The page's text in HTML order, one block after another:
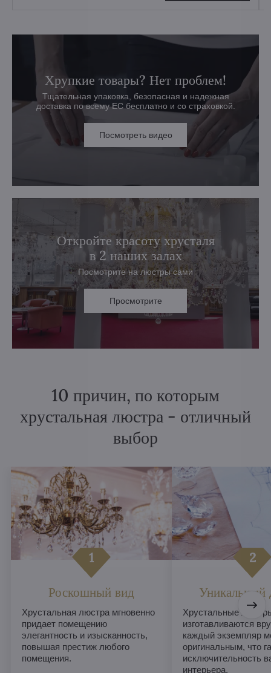
Хрупкие товары? Нет проблем!
Тщательная упаковка, безопасная и надежная
доставка по всему ЕС бесплатно и со страховкой.
Посмотреть видео
Откройте красоту хрусталя
в 2 наших залах
Посмотрите на люстры сами
Просмотрите
10 причин, по которым
хрустальная люстра - отличный
выбор
Роскошный вид
Хрустальная люстра мгновенно
придает помещению
элегантность и изысканность,
повышая престиж любого
помещения.
Уникальный
Хрустальные
изготавливаются
каждый экземпляр
оригинальным, что
исключительность
интерьера.